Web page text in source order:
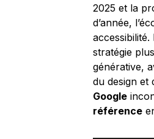
2025 et la
d’année,
stratégie
générative,
du design et
Google
référence